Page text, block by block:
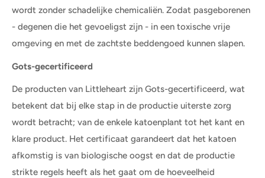
wordt zonder schadelijke chemicaliën. Zodat pasgeborenen
- degenen die het gevoeligst zijn - in een toxische vrije
omgeving en met de zachtste beddengoed kunnen slapen.
Gots-gecertificeerd
De producten van Littleheart zijn Gots-gecertificeerd, wat
betekent dat bij elke stap in de productie uiterste zorg
wordt betracht; van de enkele katoenplant tot het kant en
klare product. Het certificaat garandeert dat het katoen
afkomstig is van biologische oogst en dat de productie
strikte regels heeft als het gaat om de hoeveelheid